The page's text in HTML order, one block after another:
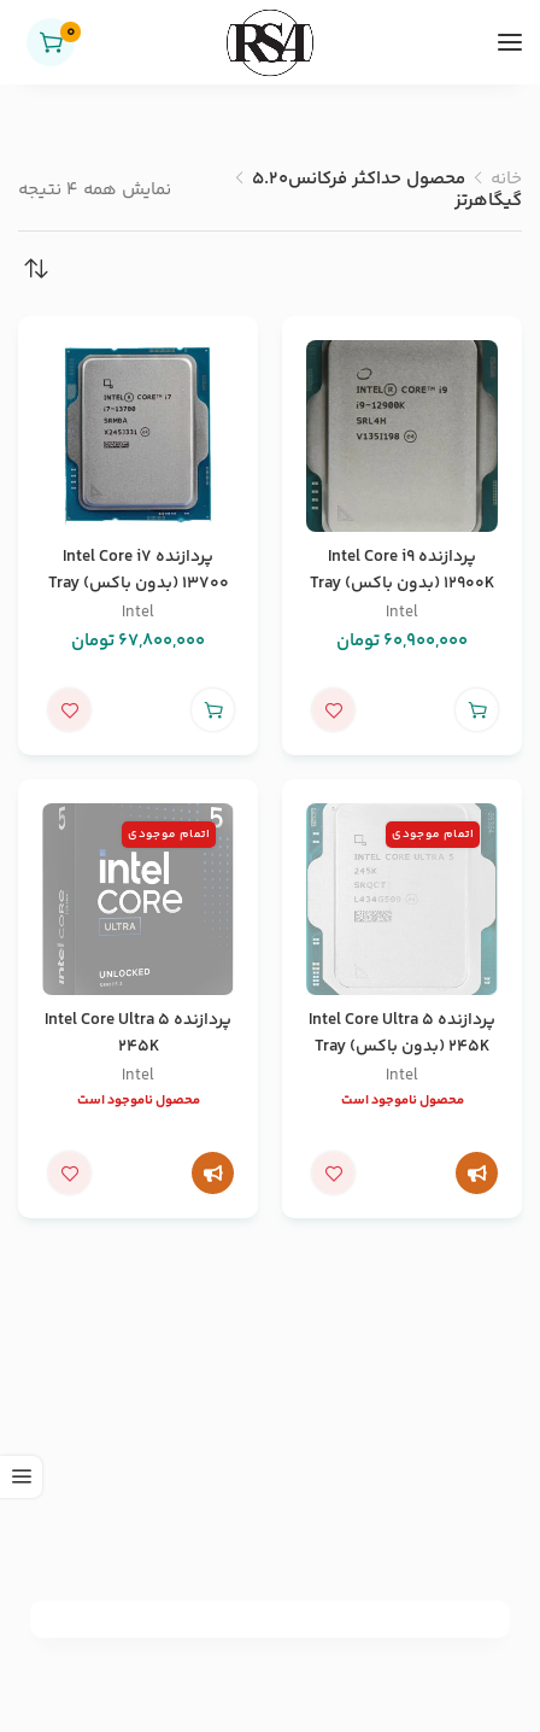
0
خانه محصول حداکثر فرکانس5.20
گیگاهرتز نمایش همه 4 نتیجه
پردازنده Intel Core i9
12900K (بدون باکس) Tray
Intel
60,900,000تومان
پردازنده Intel Core i7
13700 (بدون باکس) Tray
Intel
67,800,000تومان
اتمام موجودی
پردازنده Intel Core Ultra 5
245K (بدون باکس) Tray
Intel
محصول ناموجود است
اتمام موجودی
پردازنده Intel Core Ultra 5
245K
Intel
محصول ناموجود است